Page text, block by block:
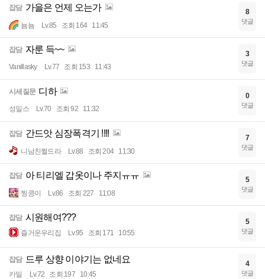
잡담 가을은 언제 오는가
뇸뇸 Lv.85 조회 164 11:45
8
댓글
잡담 자룬 득~~
Vanillasky Lv.77 조회 153 11:43
3
댓글
시세질문 디하
성일스 Lv.70 조회 92 11:32
0
댓글
잡담 간드앗 심장폭격기 !!!!
니남친쩔드라 Lv.88 조회 204 11:30
7
댓글
잡담 아 티리엘 갑옷이나 주지ㅠㅠ
찡킁이 Lv.86 조회 227 11:08
5
댓글
잡담 시원해여???
즐거운우리집 Lv.95 조회 171 10:55
5
댓글
잡담 드루 상향 이야기는 없네요
카밀 Lv.72 조회 197 10:45
4
댓글